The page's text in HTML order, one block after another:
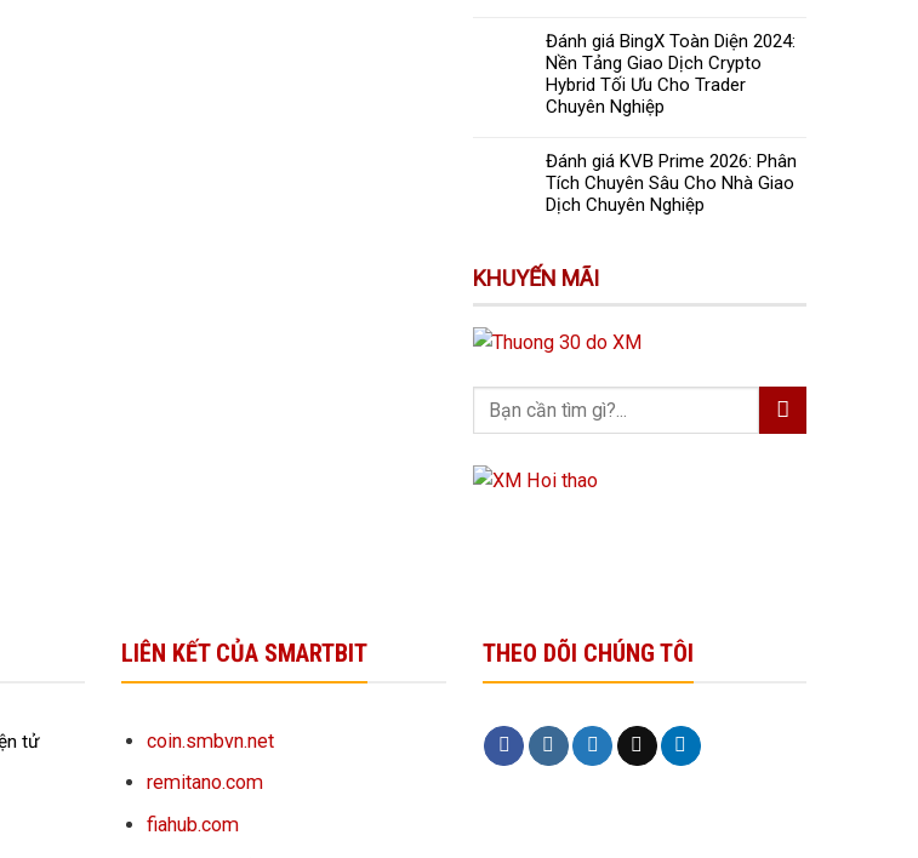
Đánh giá BingX Toàn Diện 2024:
Nền Tảng Giao Dịch Crypto
Hybrid Tối Ưu Cho Trader
Chuyên Nghiệp
Đánh giá KVB Prime 2026: Phân
Tích Chuyên Sâu Cho Nhà Giao
Dịch Chuyên Nghiệp
KHUYẾN MÃI
tử
LIÊN KẾT CỦA SMARTBIT
coin.smbvn.net
remitano.com
fiahub.com
THEO DÕI CHÚNG TÔI